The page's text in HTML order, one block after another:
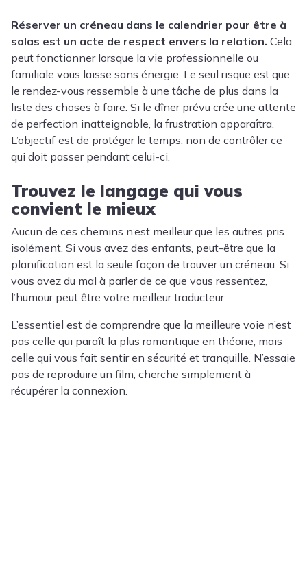
Réserver un créneau dans le calendrier pour être à
solas est un acte de respect envers la relation. Cela
peut fonctionner lorsque la vie professionnelle ou
familiale vous laisse sans énergie. Le seul risque est que
le rendez-vous ressemble à une tâche de plus dans la
liste des choses à faire. Si le dîner prévu crée une attente
de perfection inatteignable, la frustration apparaîtra.
L’objectif est de protéger le temps, non de contrôler ce
qui doit passer pendant celui-ci.
Trouvez le langage qui vous
convient le mieux
Aucun de ces chemins n’est meilleur que les autres pris
isolément. Si vous avez des enfants, peut-être que la
planification est la seule façon de trouver un créneau. Si
vous avez du mal à parler de ce que vous ressentez,
l’humour peut être votre meilleur traducteur.
L’essentiel est de comprendre que la meilleure voie n’est
pas celle qui paraît la plus romantique en théorie, mais
celle qui vous fait sentir en sécurité et tranquille. N’essaie
pas de reproduire un film; cherche simplement à
récupérer la connexion.